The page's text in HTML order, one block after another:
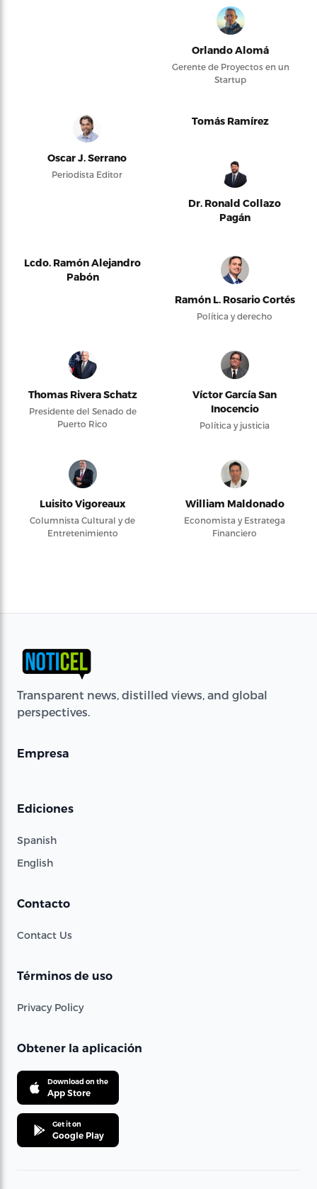
Orlando Alomá
Gerente de Proyectos en un
Startup
Oscar J. Serrano
Periodista Editor
Tomás Ramírez
Dr. Ronald Collazo
Pagán
Lcdo. Ramón Alejandro
Pabón
Ramón L. Rosario Cortés
Política y derecho
Thomas Rivera Schatz
Presidente del Senado de
Puerto Rico
Víctor García San
Inocencio
Política y justicia
Luisito Vigoreaux
Columnista Cultural y de
Entretenimiento
William Maldonado
Economista y Estratega
Financiero
Transparent news, distilled views, and global
perspectives.
Empresa
Ediciones
Spanish
English
Contacto
Contact Us
Términos de uso
Privacy Policy
Obtener la aplicación
Download on the
App Store
Get it on
Google Play